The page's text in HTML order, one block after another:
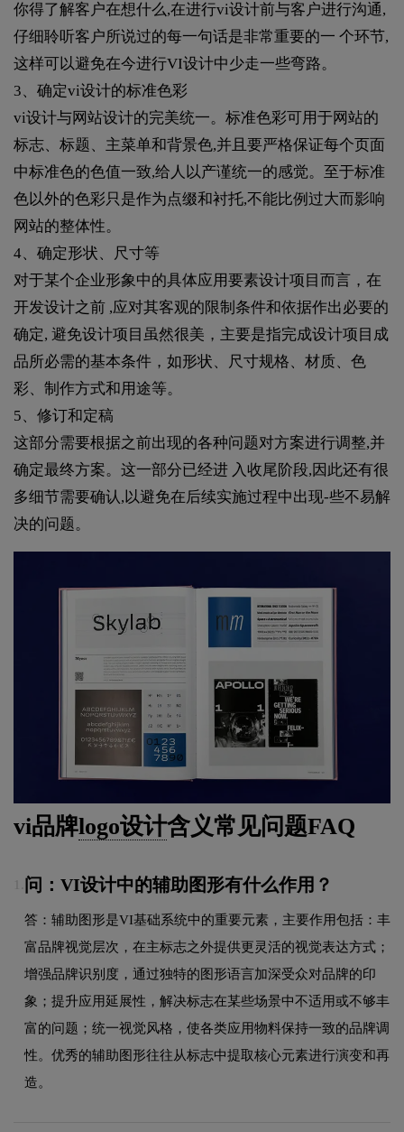
你得了解客户在想什么,在进行vi设计前与客户进行沟通,
仔细聆听客户所说过的每一句话是非常重要的一 个环节,
这样可以避免在今进行VI设计中少走一些弯路。
3、确定vi设计的标准色彩
vi设计与网站设计的完美统一。标准色彩可用于网站的
标志、标题、主菜单和背景色,并且要严格保证每个页面
中标准色的色值一致,给人以产谨统一的感觉。至于标准
色以外的色彩只是作为点缀和衬托,不能比例过大而影响
网站的整体性。
4、确定形状、尺寸等
对于某个企业形象中的具体应用要素设计项目而言，在
开发设计之前 ,应对其客观的限制条件和依据作出必要的
确定, 避免设计项目虽然很美，主要是指完成设计项目成
品所必需的基本条件，如形状、尺寸规格、材质、色
彩、制作方式和用途等。
5、修订和定稿
这部分需要根据之前出现的各种问题对方案进行调整,并
确定最终方案。这一部分已经进 入收尾阶段,因此还有很
多细节需要确认,以避免在后续实施过程中出现-些不易解
决的问题。
vi品牌logo设计含义常见问题FAQ
问：VI设计中的辅助图形有什么作用？
答：辅助图形是VI基础系统中的重要元素，主要作用包括：丰
富品牌视觉层次，在主标志之外提供更灵活的视觉表达方式；
增强品牌识别度，通过独特的图形语言加深受众对品牌的印
象；提升应用延展性，解决标志在某些场景中不适用或不够丰
富的问题；统一视觉风格，使各类应用物料保持一致的品牌调
性。优秀的辅助图形往往从标志中提取核心元素进行演变和再
造。